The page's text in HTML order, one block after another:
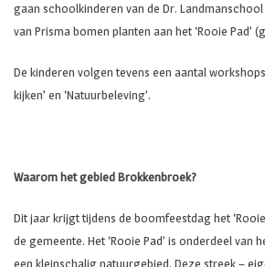
gaan schoolkinderen van de Dr.
van Prisma bomen planten aan het ‘Rooie Pad’
De kinderen volgen tevens een aantal
kijken’ en ‘Natuurbeleving’.
Waarom het gebied Brokkenbroek?
Dit jaar krijgt tijdens de boomfeestdag het
de gemeente. Het ‘Rooie Pad’ is onderdeel van
een kleinschalig natuurgebied. Deze streek –